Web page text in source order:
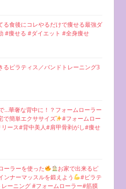
る食後にコレやるだけで痩せる最強ダ
#痩せる #ダイエット #全身痩せ
るピラティス／バンドトレーニング3
…華奢な背中に！？フォームローラー
で簡単エクササイズ
#フォームロー
ース#背中美人#肩甲骨剥がし#痩せ
ーラーを使った
お家で出来るピ
ンナーマッスルを鍛えよう
#ピラテ
ーニング #フォームローラー#筋膜